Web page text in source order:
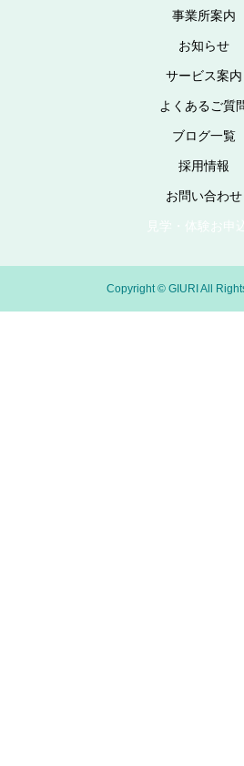
事業所案内
お知らせ
サービス案内
よくあるご質
ブログ一覧
採用情報
お問い合わせ
見学・体験お申
Copyright © GIURI All